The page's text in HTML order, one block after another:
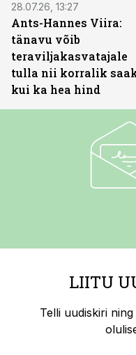
28.07.26, 13:27
Ants-Hannes Viira:
tänavu võib
teraviljakasvatajale
tulla nii korralik
kui ka hea hind
LIITU
Telli uudiskiri